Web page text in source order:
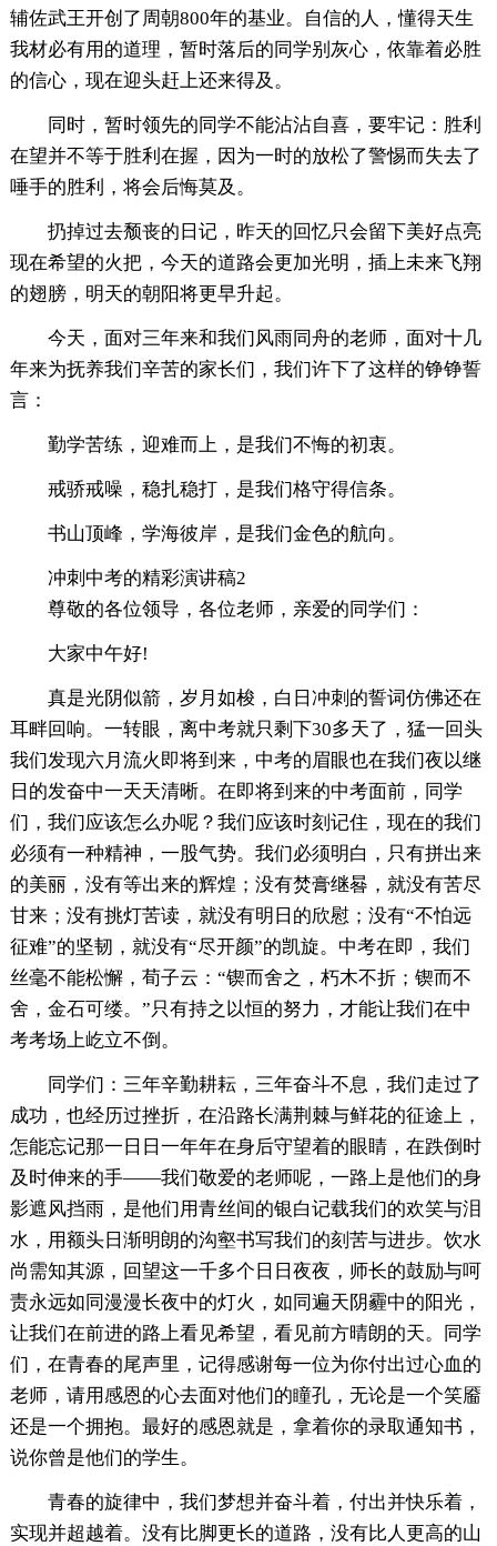
辅佐武王开创了周朝800年的基业。自信的人，懂得天生
我材必有用的道理，暂时落后的同学别灰心，依靠着必胜
的信心，现在迎头赶上还来得及。
同时，暂时领先的同学不能沾沾自喜，要牢记：胜利
在望并不等于胜利在握，因为一时的放松了警惕而失去了
唾手的胜利，将会后悔莫及。
扔掉过去颓丧的日记，昨天的回忆只会留下美好点亮
现在希望的火把，今天的道路会更加光明，插上未来飞翔
的翅膀，明天的朝阳将更早升起。
今天，面对三年来和我们风雨同舟的老师，面对十几
年来为抚养我们辛苦的家长们，我们许下了这样的铮铮誓
言：
勤学苦练，迎难而上，是我们不悔的初衷。
戒骄戒噪，稳扎稳打，是我们格守得信条。
书山顶峰，学海彼岸，是我们金色的航向。
冲刺中考的精彩演讲稿2
尊敬的各位领导，各位老师，亲爱的同学们：
大家中午好!
真是光阴似箭，岁月如梭，白日冲刺的誓词仿佛还在
耳畔回响。一转眼，离中考就只剩下30多天了，猛一回头
我们发现六月流火即将到来，中考的眉眼也在我们夜以继
日的发奋中一天天清晰。在即将到来的中考面前，同学
们，我们应该怎么办呢？我们应该时刻记住，现在的我们
必须有一种精神，一股气势。我们必须明白，只有拼出来
的美丽，没有等出来的辉煌；没有焚膏继晷，就没有苦尽
甘来；没有挑灯苦读，就没有明日的欣慰；没有“不怕远
征难”的坚韧，就没有“尽开颜”的凯旋。中考在即，我们
丝毫不能松懈，荀子云：“锲而舍之，朽木不折；锲而不
舍，金石可缕。”只有持之以恒的努力，才能让我们在中
考考场上屹立不倒。
同学们：三年辛勤耕耘，三年奋斗不息，我们走过了
成功，也经历过挫折，在沿路长满荆棘与鲜花的征途上，
怎能忘记那一日日一年年在身后守望着的眼睛，在跌倒时
及时伸来的手——我们敬爱的老师呢，一路上是他们的身
影遮风挡雨，是他们用青丝间的银白记载我们的欢笑与泪
水，用额头日渐明朗的沟壑书写我们的刻苦与进步。饮水
尚需知其源，回望这一千多个日日夜夜，师长的鼓励与呵
责永远如同漫漫长夜中的灯火，如同遍天阴霾中的阳光，
让我们在前进的路上看见希望，看见前方晴朗的天。同学
们，在青春的尾声里，记得感谢每一位为你付出过心血的
老师，请用感恩的心去面对他们的瞳孔，无论是一个笑靥
还是一个拥抱。最好的感恩就是，拿着你的录取通知书，
说你曾是他们的学生。
青春的旋律中，我们梦想并奋斗着，付出并快乐着，
实现并超越着。没有比脚更长的道路，没有比人更高的山